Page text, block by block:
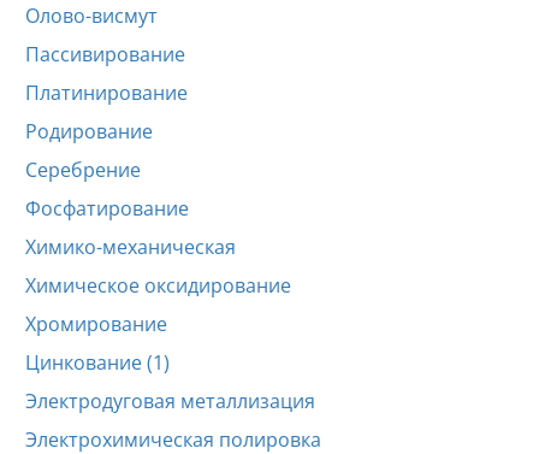
Олово-висмут
Пассивирование
Платинирование
Родирование
Серебрение
Фосфатирование
Химико-механическая
Химическое оксидирование
Хромирование
Цинкование (1)
Электродуговая металлизация
Электрохимическая полировка